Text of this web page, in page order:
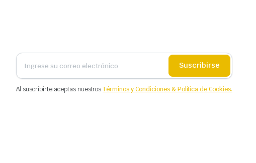
Suscribirse
Al suscribirte aceptas nuestrosTérminos y Condiciones & Política de Cookies.